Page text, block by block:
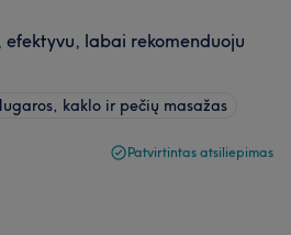
efektyvu, labai rekomenduoju
kaklo ir pečių masažas
Patvirtintas atsiliepimas